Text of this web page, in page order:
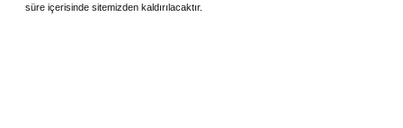
süre içerisinde sitemizden kaldırılacaktır.